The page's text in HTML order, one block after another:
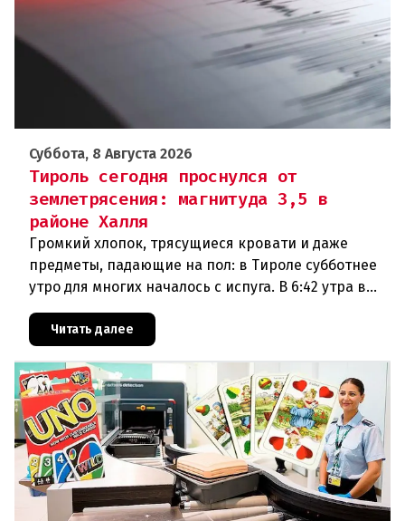
Суббота, 8 Августа 2026
Тироль сегодня проснулся от
землетрясения: магнитуда 3,5 в
районе Халля
Громкий хлопок, трясущиеся кровати и даже
предметы, падающие на пол: в Тироле субботнее
утро для многих началось с испуга. В 6:42 утра в
сейсмологовПо данны
Читать далее